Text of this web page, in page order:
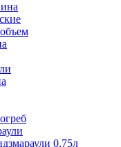
0,75л